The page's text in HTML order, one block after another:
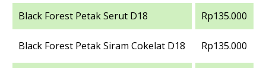
Black Forest Petak Serut D18 Rp135.000
Black Forest Petak Siram Cokelat D18 Rp135.000